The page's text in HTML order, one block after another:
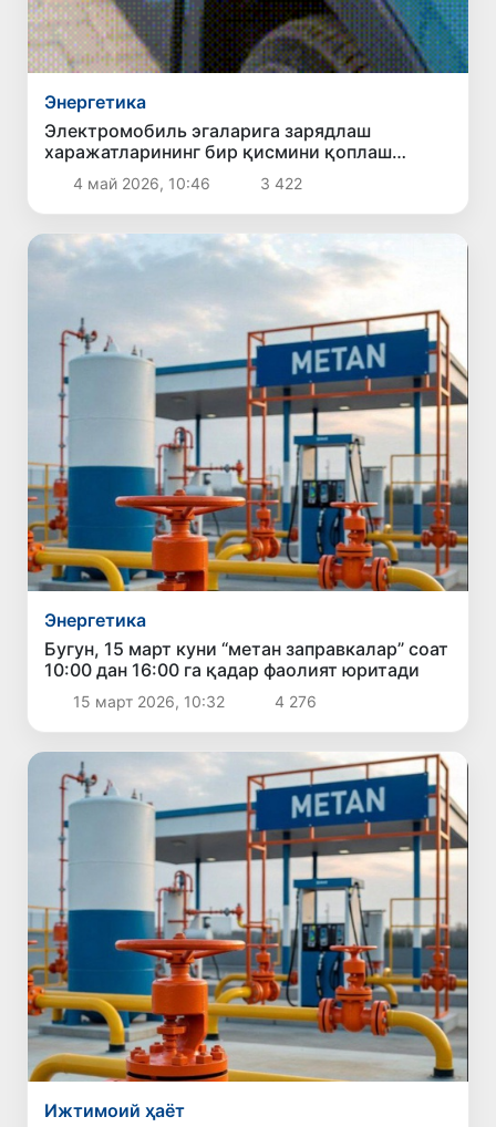
Энергетика
Электромобиль эгаларига зарядлаш
харажатларининг бир қисмини қоплаш
режалаштирилмоқда
4 май 2026, 10:46 3 422
Энергетика
Бугун, 15 март куни “метан заправкалар” соат
10:00 дан 16:00 га қадар фаолият юритади
15 март 2026, 10:32 4 276
Ижтимоий ҳаёт